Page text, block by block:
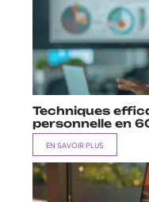
Techniques
personnelle en
EN SAVOIR PLUS